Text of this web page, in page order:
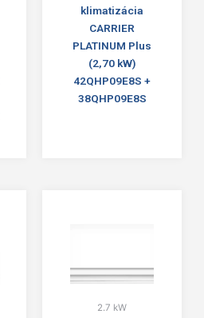
klimatizácia
CARRIER
PLATINUM Plus
(2,70 kW)
42QHP09E8S +
38QHP09E8S
2.7 kW